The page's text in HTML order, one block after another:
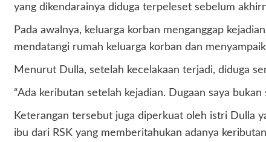
yang dikendarainya diduga terpeleset sebelum
Pada awalnya, keluarga korban menganggap
mendatangi rumah keluarga korban dan
Menurut Dulla, setelah kecelakaan terjadi, diduga
“Ada keributan setelah kejadian. Dugaan saya
Keterangan tersebut juga diperkuat oleh istri Dulla
ibu dari RSK yang memberitahukan adanya